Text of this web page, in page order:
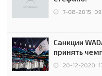
7-08-2015,
Санкции
принять
чемпионов.
20-12-2020,